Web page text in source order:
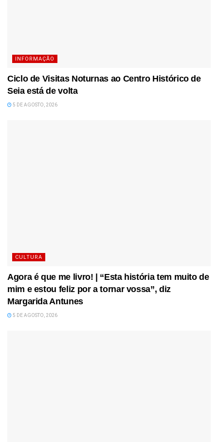
INFORMAÇÃO
Ciclo de Visitas Noturnas ao Centro Histórico de
Seia está de volta
5 DE AGOSTO, 2026
CULTURA
Agora é que me livro! | “Esta história tem muito de
mim e estou feliz por a tornar vossa”, diz
Margarida Antunes
5 DE AGOSTO, 2026